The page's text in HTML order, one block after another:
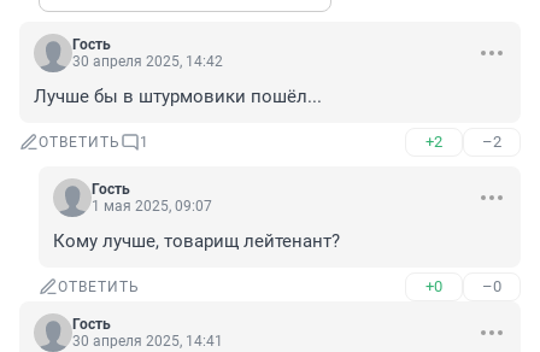
Гость
30 апреля 2025, 14:42
Лучше бы в штурмовики пошёл...
ОТВЕТИТЬ 1 +2 –2
Гость
1 мая 2025, 09:07
Кому лучше, товарищ лейтенант?
ОТВЕТИТЬ +0 –0
Гость
30 апреля 2025, 14:41